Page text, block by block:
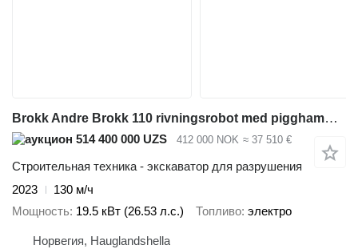
Brokk Andre Brokk 110 rivningsrobot med pigghammer, betongsaks og klyp
514 400 000 UZS 412 000 NOK ≈ 37 510 €
Строительная техника - экскаватор для разрушения
2023
130 м/ч
Мощность 19.5 кВт (26.53 л.с.) Топливо электро
Норвегия, Hauglandshella